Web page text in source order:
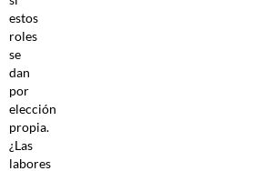
estos
roles
se
dan
por
elección
propia.
¿Las
labores